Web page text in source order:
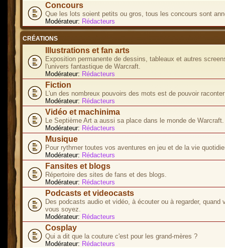
Concours
Que les lots soient petits ou gros, tous les concours sont
Modérateur: Rédacteurs
CRÉATIONS
Illustrations et fan arts
Exposition permanente de dessins, tableaux et autres
l'univers fantastique de Warcraft.
Modérateur: Rédacteurs
Fiction
L'un des nombreux pouvoirs des mots est de pouvoir
Modérateur: Rédacteurs
Vidéo et machinima
Le Septième Art a aussi sa place dans le monde de Warcraft.
Modérateur: Rédacteurs
Musique
Pour rythmer toutes vos aventures en jeu et de la vie
Modérateur: Rédacteurs
Fansites et blogs
Répertoire des sites de fans et des blogs.
Modérateur: Rédacteurs
Podcasts et videocasts
Des podcasts audio et vidéo, à écouter ou à regarder, quand
vous soyez.
Modérateur: Rédacteurs
Cosplay
Qui a dit que la couture c'est pour les grand-mères ?
Modérateur: Rédacteurs